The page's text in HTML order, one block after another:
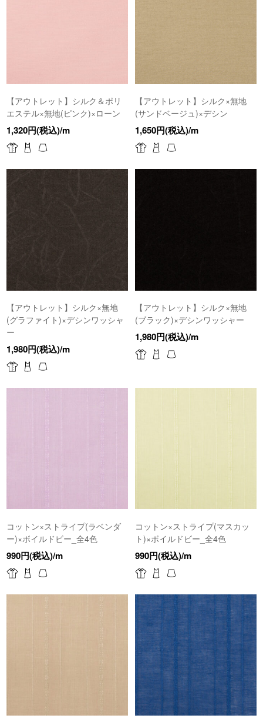
【アウトレット】シルク＆ポリ
エステル×無地(ピンク)×ローン
1,320円(税込)/m
【アウトレット】シルク×無地
(サンドベージュ)×デシン
1,650円(税込)/m
【アウトレット】シルク×無地
(グラファイト)×デシンワッシャ
ー
1,980円(税込)/m
【アウトレット】シルク×無地
(ブラック)×デシンワッシャー
1,980円(税込)/m
コットン×ストライプ(ラベンダ
ー)×ボイルドビー_全4色
990円(税込)/m
コットン×ストライプ(マスカッ
ト)×ボイルドビー_全4色
990円(税込)/m